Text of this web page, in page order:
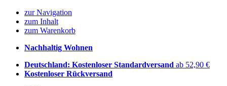
zur Navigation
zum Inhalt
zum Warenkorb
Nachhaltig Wohnen
Deutschland: Kostenloser Standardversand ab 52,90 €
Kostenloser Rückversand